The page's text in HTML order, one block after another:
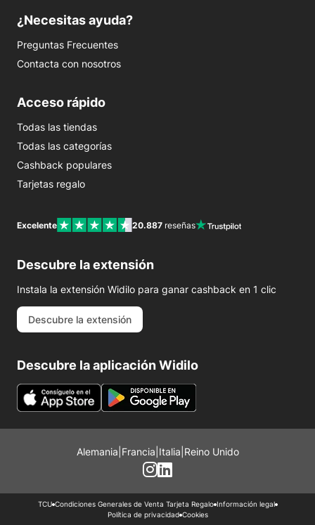
¿Necesitas ayuda?
Preguntas Frecuentes
Contacta con nosotros
Acceso rápido
Todas las tiendas
Todas las categorías
Cashback populares
Tarjetas regalo
Excelente 20.887 reseñas
Descubre la extensión
Instala la extensión Widilo para ganar cashback en 1 clic
Descubre la extensión
Descubre la aplicación Widilo
Alemania Francia Italia Reino Unido
TCU Condiciones Generales de Venta Tarjeta Regalo Información legal
Política de privacidad Cookies